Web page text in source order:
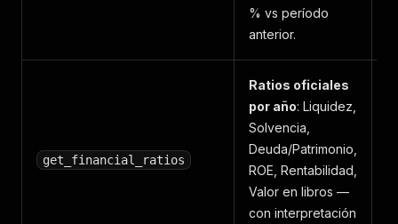
% vs período
anterior.
get_financial_ratios
Ratios oficiales
por año: Liquidez,
Solvencia,
Deuda/Patrimonio,
ROE, Rentabilidad,
Valor en libros —
con interpretación